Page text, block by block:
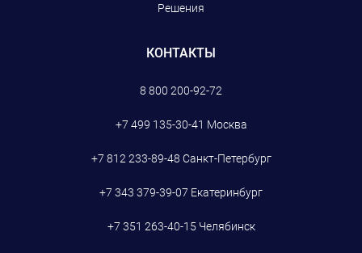
Решения
КОНТАКТЫ
8 800 200-92-72
+7 499 135-30-41 Москва
+7 812 233-89-48 Санкт-Петербург
+7 343 379-39-07 Екатеринбург
+7 351 263-40-15 Челябинск